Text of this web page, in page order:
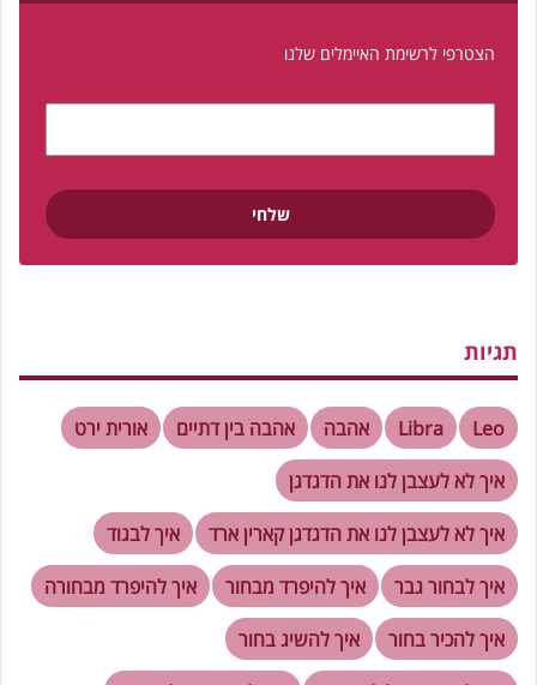
הצטרפי לרשימת האיימלים שלנו
תגיות
Leo
Libra אהבה אהבה בין דתיים
אורית ירט
איך לא לעצבן לנו את הדגדגן
איך לא לעצבן לנו את הדגדגן קארין ארד
איך לבגוד
איך לבחור גבר
איך להיפרד מבחור
איך להיפרד מבחורה
איך להכיר בחור
איך להשיג בחור